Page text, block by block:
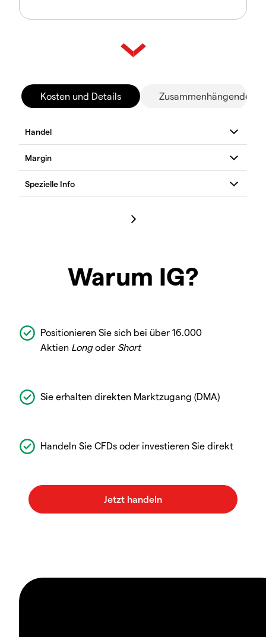
Kosten und Details Zusammenhängende
Warum IG?
Positionieren Sie sich bei über 16.000
Aktien Longoder Short
Sie erhalten direkten Marktzugang (DMA)
Handeln Sie CFDs oder investieren Sie direkt